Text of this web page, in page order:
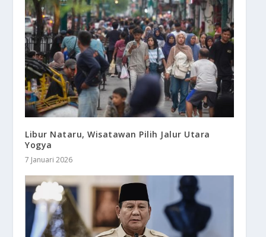
Libur Nataru, Wisatawan Pilih Jalur Utara
Yogya
7 Januari 2026